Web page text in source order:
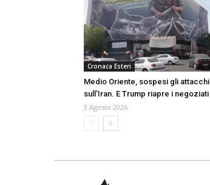
Cronaca Esteri
Medio Oriente, sospesi gli attacchi
sull’Iran. E Trump riapre i negoziati
3 Agosto 2026